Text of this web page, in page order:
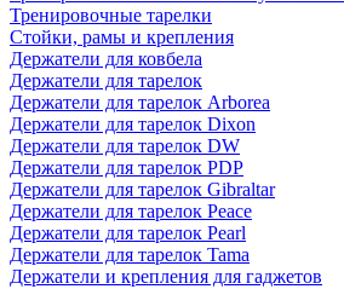
Тренировочные тарелки
Стойки, рамы и крепления
Держатели для ковбела
Держатели для тарелок
Держатели для тарелок Arborea
Держатели для тарелок Dixon
Держатели для тарелок DW
Держатели для тарелок PDP
Держатели для тарелок Gibraltar
Держатели для тарелок Peace
Держатели для тарелок Pearl
Держатели для тарелок Tama
Держатели и крепления для гаджетов